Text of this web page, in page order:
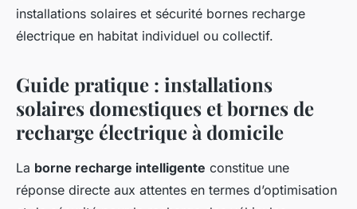
installations solaires et sécurité bornes recharge
électrique en habitat individuel ou collectif.
Guide pratique : installations
solaires domestiques et bornes de
recharge électrique à domicile
La borne recharge intelligente constitue une
réponse directe aux attentes en termes d’optimisation